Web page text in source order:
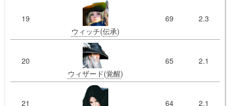
19
ウィッチ(伝承)
69 2.3
20
ウィザード(覚醒)
65 2.1
21 64 2.1